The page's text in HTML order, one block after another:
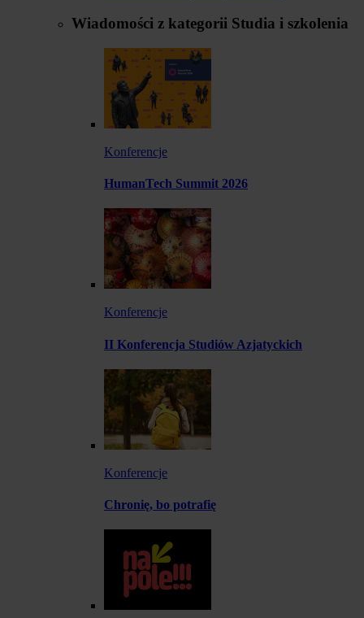
Wiadomości z kategorii Studia i szkolenia
Konferencje
HumanTech Summit 2026
Konferencje
II Konferencja Studiów Azjatyckich
Konferencje
Chronię, bo potrafię